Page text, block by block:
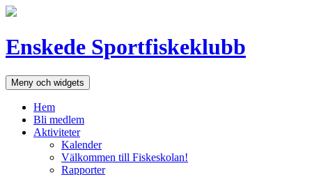
Hoppa
Enskede Sportfiskeklubb
Meny och widgets
Hem
Bli medlem
Aktiviteter
Kalender
Välkommen till Fiskeskolan!
Rapporter